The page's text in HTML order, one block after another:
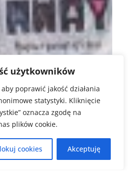
użytkowników
poprawić jakość działania
statystyki. Kliknięcie
oznacza zgodę na
plików cookie.
cookies Akceptuję